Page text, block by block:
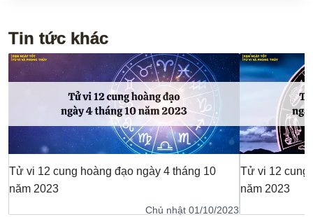
Tin tức khác
Tử vi 12 cung hoàng đạo ngày 4 tháng 10
năm 2023
Chủ nhật 01/10/2023
Tử vi 12 cung
năm 2023